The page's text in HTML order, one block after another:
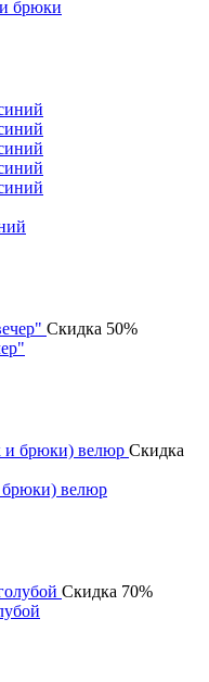
брюки
Скидка 50%
Скидка
велюр
Скидка 70%